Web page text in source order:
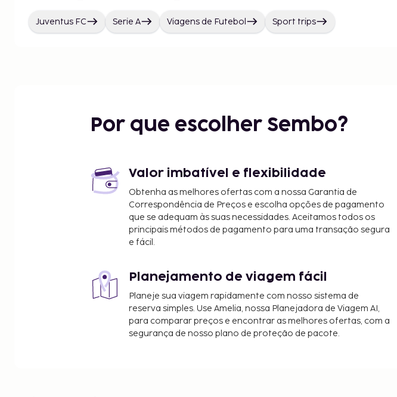
Juventus FC Serie A Viagens de Futebol Sport trips
Por que escolher Sembo?
Valor imbatível e flexibilidade
Obtenha as melhores ofertas com a nossa Garantia de
Correspondência de Preços e escolha opções de pagamento
que se adequam às suas necessidades. Aceitamos todos os
principais métodos de pagamento para uma transação segura
e fácil.
Planejamento de viagem fácil
Planeje sua viagem rapidamente com nosso sistema de
reserva simples. Use Amelia, nossa Planejadora de Viagem AI,
para comparar preços e encontrar as melhores ofertas, com a
segurança de nosso plano de proteção de pacote.